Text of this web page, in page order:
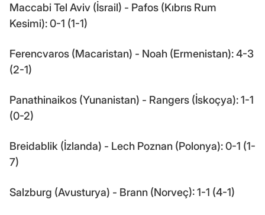
Maccabi Tel Aviv (İsrail) - Pafos (Kıbrıs Rum
Kesimi): 0-1 (1-1)
Ferencvaros (Macaristan) - Noah (Ermenistan): 4-3
(2-1)
Panathinaikos (Yunanistan) - Rangers (İskoçya): 1-1
(0-2)
Breidablik (İzlanda) - Lech Poznan (Polonya): 0-1 (1-
7)
Salzburg (Avusturya) - Brann (Norveç): 1-1 (4-1)